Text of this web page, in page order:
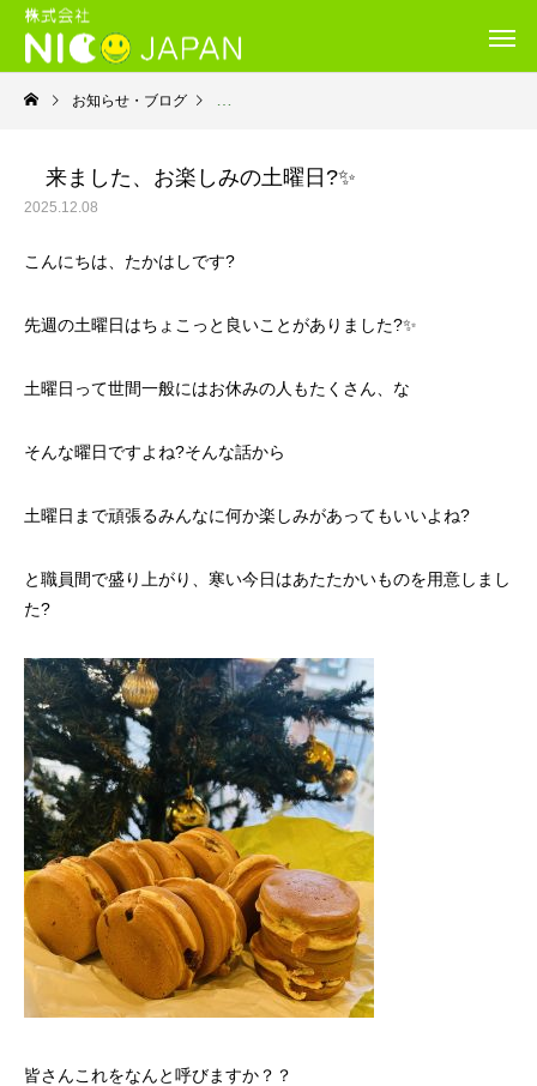
お知らせ・ブログ 就労継続支援Ｂ型・ニコプレイス
来ました、お楽しみの土曜日?✨
2025.12.08
こんにちは、たかはしです?
先週の土曜日はちょこっと良いことがありました?✨
土曜日って世間一般にはお休みの人もたくさん、な
そんな曜日ですよね?そんな話から
土曜日まで頑張るみんなに何か楽しみがあってもいいよね?
と職員間で盛り上がり、寒い今日はあたたかいものを用意しまし
た?
皆さんこれをなんと呼びますか？？